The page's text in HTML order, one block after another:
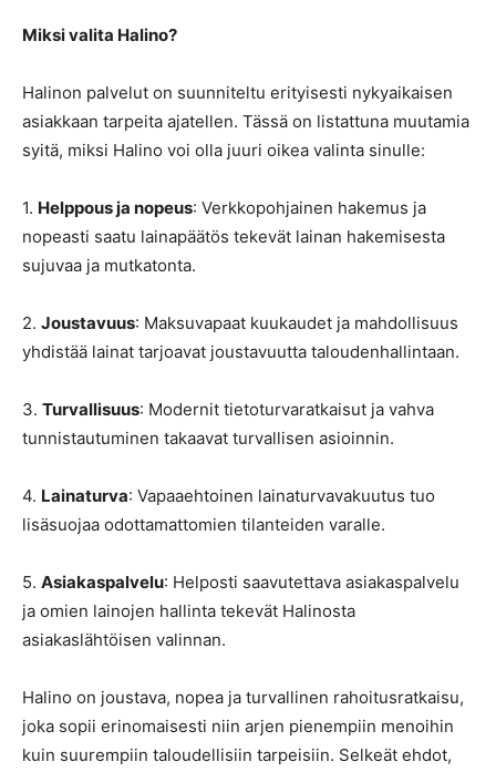
Miksi valita Halino?
Halinon palvelut on suunniteltu erityisesti nykyaikaisen
asiakkaan tarpeita ajatellen. Tässä on listattuna muutamia
syitä, miksi Halino voi olla juuri oikea valinta sinulle:
1. Helppous ja nopeus: Verkkopohjainen hakemus ja
nopeasti saatu lainapäätös tekevät lainan hakemisesta
sujuvaa ja mutkatonta.
2. Joustavuus: Maksuvapaat kuukaudet ja mahdollisuus
yhdistää lainat tarjoavat joustavuutta taloudenhallintaan.
3. Turvallisuus: Modernit tietoturvaratkaisut ja vahva
tunnistautuminen takaavat turvallisen asioinnin.
4. Lainaturva: Vapaaehtoinen lainaturvavakuutus tuo
lisäsuojaa odottamattomien tilanteiden varalle.
5. Asiakaspalvelu: Helposti saavutettava asiakaspalvelu
ja omien lainojen hallinta tekevät Halinosta
asiakaslähtöisen valinnan.
Halino on joustava, nopea ja turvallinen rahoitusratkaisu,
joka sopii erinomaisesti niin arjen pienempiin menoihin
kuin suurempiin taloudellisiin tarpeisiin. Selkeät ehdot,